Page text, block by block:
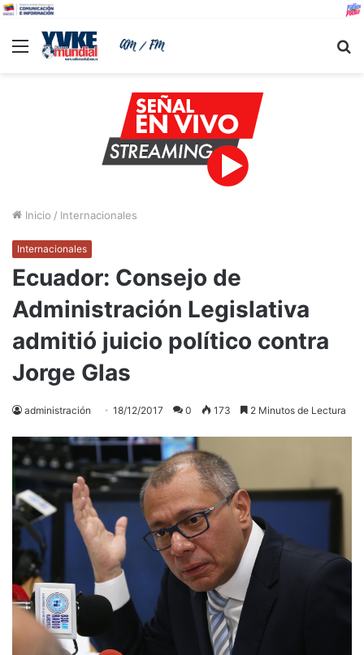
Menu
Inicio / Internacionales
Internacionales
Ecuador: Consejo de
Administración Legislativa
admitió juicio político contra
Jorge Glas
administración 18/12/2017 0 173 2 Minutos de Lectura